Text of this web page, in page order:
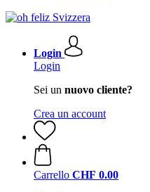
Login
Login
Sei un nuovo cliente?
Crea un account
Carrello CHF 0.00